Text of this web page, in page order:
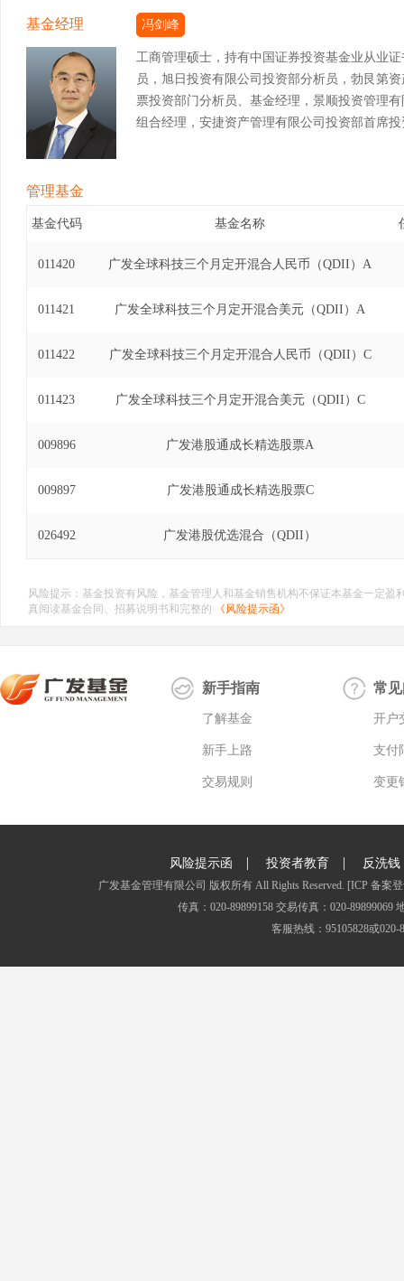
基金经理 冯剑峰
工商管理硕士，持有中国证券投资基金业从业
员，旭日投资有限公司投资部分析员，勃艮第
票投资部门分析员、基金经理，景顺投资管理
组合经理，安捷资产管理有限公司投资部首席
管理基金
基金代码 基金名称
011420 广发全球科技三个月定开混合人民币（QDII）A
011421 广发全球科技三个月定开混合美元（QDII）A
011422 广发全球科技三个月定开混合人民币（QDII）C
011423 广发全球科技三个月定开混合美元（QDII）C
009896 广发港股通成长精选股票A
009897 广发港股通成长精选股票C
026492 广发港股优选混合（QDII）
风险提示：基金投资有风险，基金管理人和基金销售机构不保证本基金一定
真阅读基金合同、招募说明书和完整的
《风险提示函》
新手指南
了解基金
新手上路
交易规则
常
开户
支付
变更
风险提示函 | 投资者教育 | 反洗钱
广发基金管理有限公司 版权所有 All Rights Reserved. [ICP 备案
传真：020-89899158 交易传真：020-
客服热线：95105828或020-